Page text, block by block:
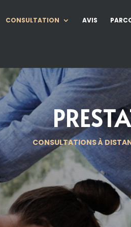
CONSULTATION AVIS
CONSULTATIONS À